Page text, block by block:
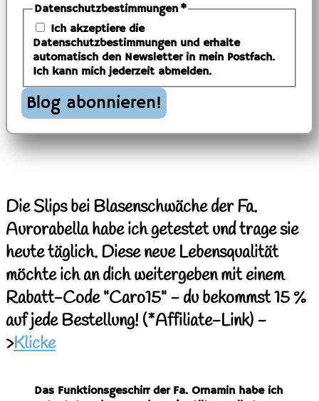
Datenschutzbestimmungen *
Ich akzeptiere die
Datenschutzbestimmungen und erhalte
automatisch den Newsletter in mein Postfach.
Ich kann mich jederzeit abmelden.
Die Slips bei Blasenschwäche der Fa.
Aurorabella habe ich getestet und trage sie
heute täglich. Diese neue Lebensqualität
möchte ich an dich weitergeben mit einem
Rabatt-Code "Caro15" - du bekommst 15 %
auf jede Bestellung! (*Affiliate-Link) -
>Klicke
Das Funktionsgeschirr der Fa. Ornamin habe ich